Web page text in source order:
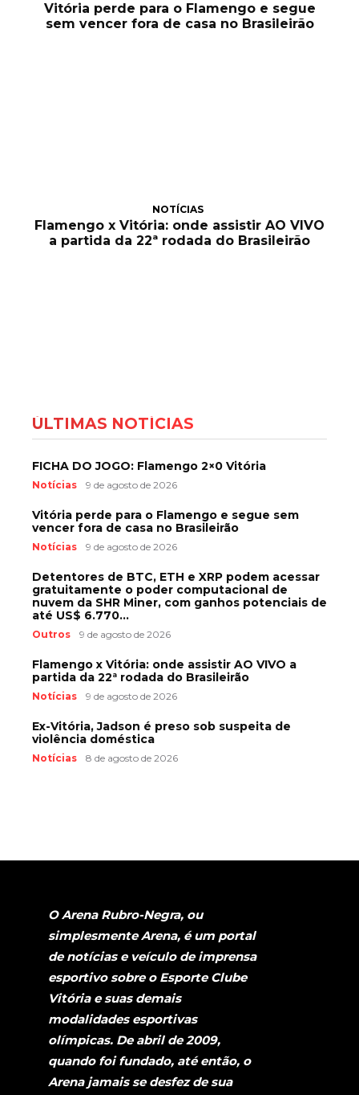
Vitória perde para o Flamengo e segue
sem vencer fora de casa no Brasileirão
NOTÍCIAS
Flamengo x Vitória: onde assistir AO VIVO
a partida da 22ª rodada do Brasileirão
ÚLTIMAS NOTÍCIAS
FICHA DO JOGO: Flamengo 2×0 Vitória
Notícias 9 de agosto de 2026
Vitória perde para o Flamengo e segue sem
vencer fora de casa no Brasileirão
Notícias 9 de agosto de 2026
Detentores de BTC, ETH e XRP podem acessar
gratuitamente o poder computacional de
nuvem da SHR Miner, com ganhos potenciais de
até US$ 6.770...
Outros 9 de agosto de 2026
Flamengo x Vitória: onde assistir AO VIVO a
partida da 22ª rodada do Brasileirão
Notícias 9 de agosto de 2026
Ex-Vitória, Jadson é preso sob suspeita de
violência doméstica
Notícias 8 de agosto de 2026
O Arena Rubro-Negra, ou
simplesmente Arena, é um portal
de notícias e veículo de imprensa
esportivo sobre o Esporte Clube
Vitória e suas demais
modalidades esportivas
olímpicas. De abril de 2009,
quando foi fundado, até então, o
Arena jamais se desfez de sua